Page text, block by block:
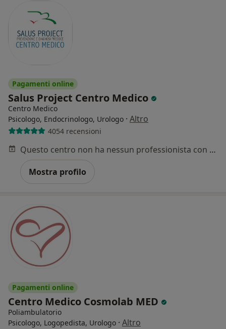
Pagamenti online
Salus Project Centro Medico
Centro Medico
Psicologo, Endocrinologo, Urologo · Altro
4054 recensioni
Questo centro non ha nessun professionista con date disponibili
Mostra profilo
Pagamenti online
Centro Medico Cosmolab MED
Poliambulatorio
Psicologo, Logopedista, Urologo · Altro